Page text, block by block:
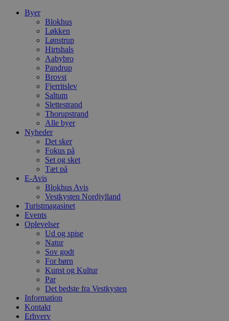
Byer
Blokhus
Løkken
Lønstrup
Hirtshals
Aabybro
Pandrup
Brovst
Fjerritslev
Saltum
Slettestrand
Thorupstrand
Alle byer
Nyheder
Det sker
Fokus på
Set og sket
Tæt på
E-Avis
Blokhus Avis
Vestkysten Nordjylland
Turistmagasinet
Events
Oplevelser
Ud og spise
Natur
Sov godt
For børn
Kunst og Kultur
Par
Det bedste fra Vestkysten
Information
Kontakt
Erhverv